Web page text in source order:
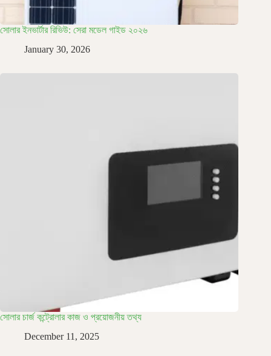
সোলার ইনভার্টার রিভিউ: সেরা মডেল গাইড ২০২৬
January 30, 2026
সোলার চার্জ কন্ট্রোলার কাজ ও প্রয়োজনীয় তথ্য
December 11, 2025